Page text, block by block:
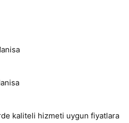
kaliteli hizmeti uygun fiyatlara